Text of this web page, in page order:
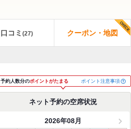
口コミ (27) クーポン・地図
予約人数分のポイントがたまる ポイント注意事項
ネット予約の空席状況
2026年08月